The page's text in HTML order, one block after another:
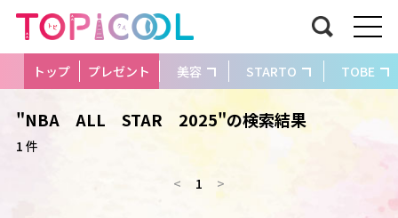
トップ プレゼント 美容 STARTO TOBE
"NBA ALL STAR 2025"の検索結果
1 件
< 1 >